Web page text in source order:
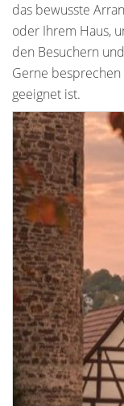
das bewusste
oder Ihrem Haus,
den Besuchern
Gerne
geeignet ist.